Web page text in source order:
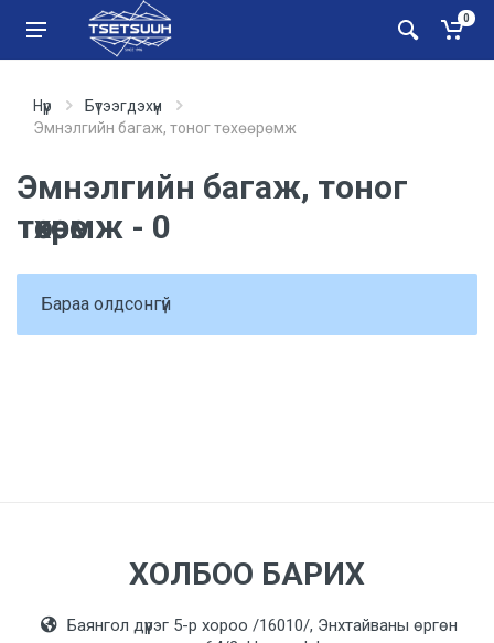
0
Нүүр
Бүтээгдэхүүн
Эмнэлгийн багаж, тоног төхөөрөмж
Эмнэлгийн багаж, тоног
төхөөрөмж - 0
Бараа олдсонгүй
ХОЛБОО БАРИХ
Баянгол дүүрэг 5-р хороо /16010/, Энхтайваны өргөн